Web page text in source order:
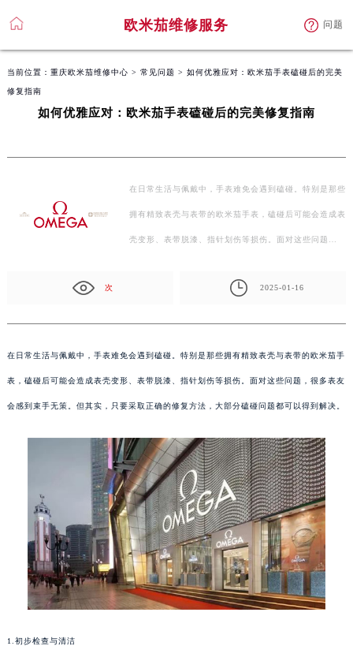
欧米茄维修服务 问题
当前位置： 重庆欧米茄维修中心 > 常见问题 > 如何优雅应对：欧米茄手表磕碰后的完美
修复指南
如何优雅应对：欧米茄手表磕碰后的完美修复指南
在日常生活与佩戴中，手表难免会遇到磕碰。特别是那些
拥有精致表壳与表带的欧米茄手表，磕碰后可能会造成表
壳变形、表带脱漆、指针划伤等损伤。面对这些问题…
次 2025-01-16
在日常生活与佩戴中，手表难免会遇到磕碰。特别是那些拥有精致表壳与表带的欧米茄手
表，磕碰后可能会造成表壳变形、表带脱漆、指针划伤等损伤。面对这些问题，很多表友
会感到束手无策。但其实，只要采取正确的修复方法，大部分磕碰问题都可以得到解决。
1.初步检查与清洁